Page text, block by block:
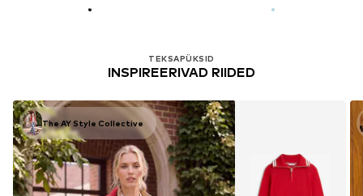
TEKSAPÜKSID
INSPIREERIVAD RIIDED
The AY Style Collective